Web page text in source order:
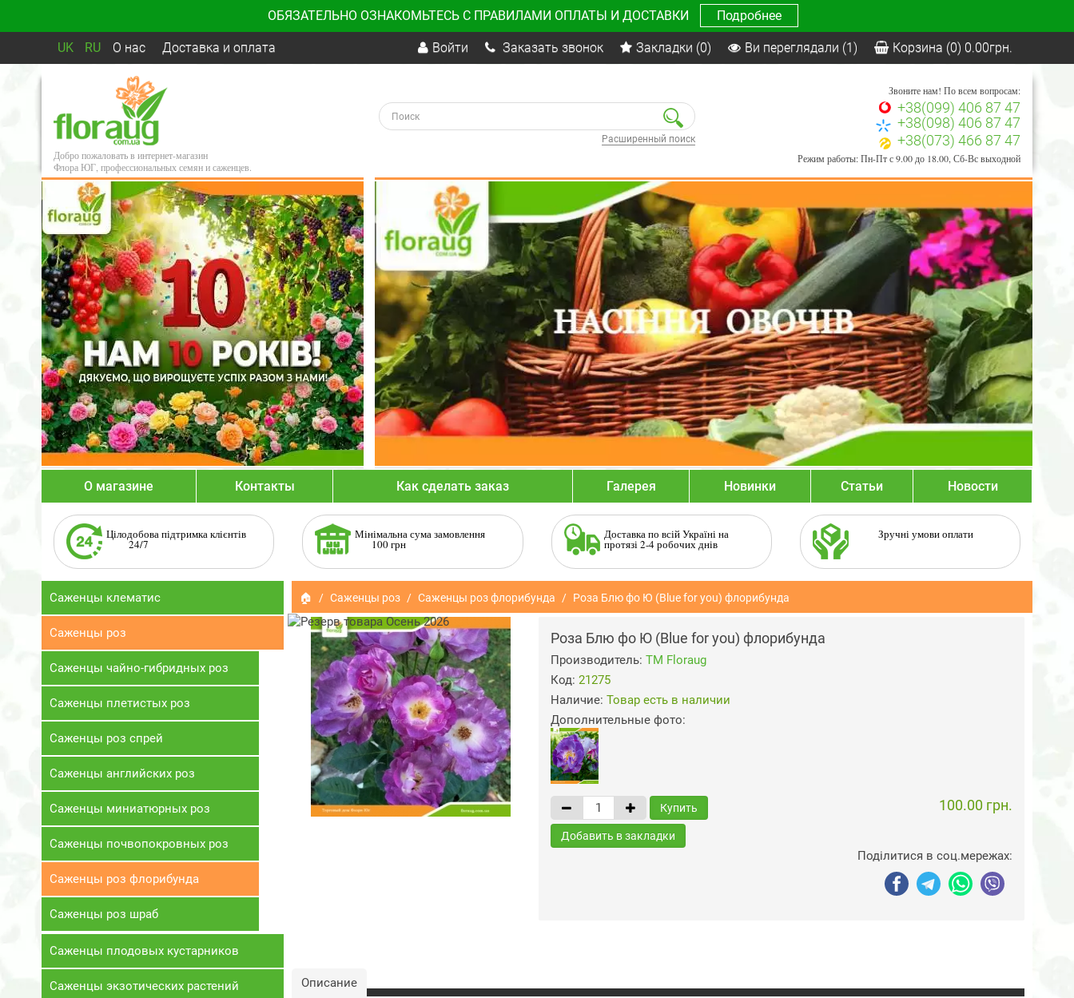
ОБЯЗАТЕЛЬНО ОЗНАКОМЬТЕСЬ С ПРАВИЛАМИ ОПЛАТЫ И ДОСТАВКИ Подробнее
UK RU О нас Доставка и оплата Войти Заказать звонок Закладки (0) Ви переглядали (1) Корзина (0) 0.00грн.
Добро пожаловать в интернет-магазин
Флора ЮГ, профессиональных семян и саженцев.
Расширенный поиск
Звоните нам! По всем вопросам:
+38(099) 406 87 47
+38(098) 406 87 47
+38(073) 466 87 47
Режим работы: Пн-Пт с 9.00 до 18.00, Сб-Вс выходной
О магазине Контакты Как сделать заказ Галерея Новинки Статьи Новости
Цілодобова підтримка клієнтів
24/7
Мінімальна сума замовлення
100 грн
Доставка по всій Україні на
протязі 2-4 робочих днів
Зручні умови оплати
Саженцы клематис
Саженцы роз
Саженцы чайно-гибридных роз
Саженцы плетистых роз
Саженцы роз спрей
Саженцы английских роз
Саженцы миниатюрных роз
Саженцы почвопокровных роз
Саженцы роз флорибунда
Саженцы роз шраб
Саженцы плодовых кустарников
Саженцы экзотических растений
🏠 Саженцы роз Саженцы роз флорибунда Роза Блю фо Ю (Blue for you) флорибунда
Роза Блю фо Ю (Blue for you) флорибунда
Производитель: ТМ Floraug
Код: 21275
Наличие: Товар есть в наличии
Дополнительные фото:
Купить 100.00 грн.
Добавить в закладки
Поділитися в соц.мережах:
Описание